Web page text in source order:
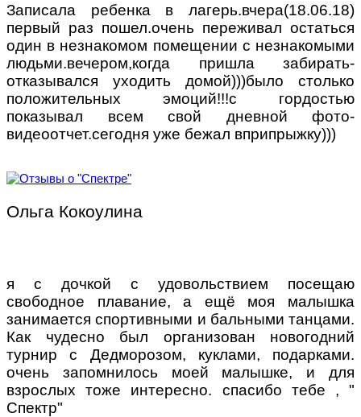
Записала ребенка в лагерь.вчера(18.06.18)
первый раз пошел.очень переживал остаться
один в незнакомом помещении с незнакомыми
людьми.вечером,когда пришла забирать-
отказывался уходить домой)))было столько
положительных эмоций!!!с гордостью
показывал всем свой дневной фото-
видеоотчет.сегодня уже бежал вприпрыжку)))
Ольга Кокоулина
я с дочкой с удовольствием посещаю
свободное плавание, а ещё моя малышка
занимается спортивными и бальными танцами.
Как чудесно был организован новогодний
турнир с Дедморозом, куклами, подарками.
очень запомнилось моей малышке, и для
взрослых тоже интересно. спасибо тебе , "
Спектр"